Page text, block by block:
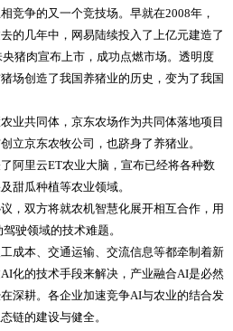
竞争的又一个竞技场。早就在2008年，
的几年中，网易陆续投入了上亿元建造了
猪肉宣布上市，成功点燃市场。透明度
场创造了我国养猪业的历史，变为了我国
业共同体，京东农场作为共同体落地项目
立京东农牧公司，也跻身了养猪业。
阿里云ET农业大脑，宣布已经将各种数
甜瓜种植等农业领域。
，双方将就农机智慧化展开相互合作，用
驶领域的技术难题。
成本、交通运输、交流信息等都牵制着新
化的技术手段来解决，产业融合AI是必然
深耕。各企业加速竞争AI与农业的结合发
链的建设与健全。